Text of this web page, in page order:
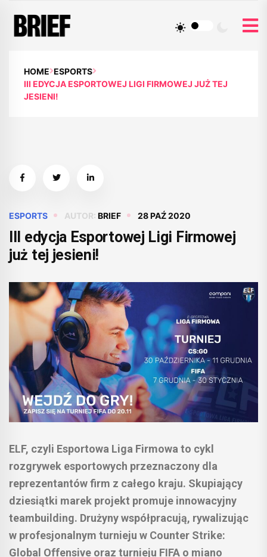
HOME ESPORTS
III EDYCJA ESPORTOWEJ LIGI FIRMOWEJ JUŻ TEJ
JESIENI!
ESPORTS AUTOR: BRIEF 28 PAŹ 2020
III edycja Esportowej Ligi Firmowej
już tej jesieni!
ELF, czyli Esportowa Liga Firmowa to cykl
rozgrywek esportowych przeznaczony dla
reprezentantów firm z całego kraju. Skupiający
dziesiątki marek projekt promuje innowacyjny
teambuilding. Drużyny współpracują, rywalizując
w profesjonalnym turnieju w Counter Strike:
Global Offensive oraz turnieju FIFA o miano